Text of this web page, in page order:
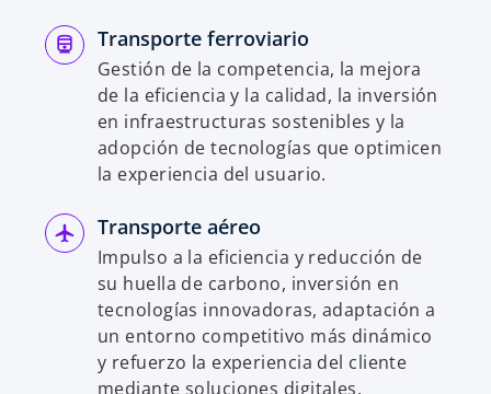
Transporte ferroviario
Gestión de la competencia, la mejora
de la eficiencia y la calidad, la inversión
en infraestructuras sostenibles y la
adopción de tecnologías que optimicen
la experiencia del usuario.
Transporte aéreo
Impulso a la eficiencia y reducción de
su huella de carbono, inversión en
tecnologías innovadoras, adaptación a
un entorno competitivo más dinámico
y refuerzo la experiencia del cliente
mediante soluciones digitales.